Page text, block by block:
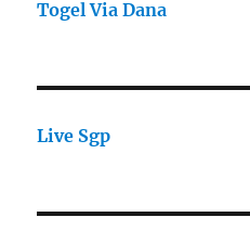
Togel Via Dana
Live Sgp